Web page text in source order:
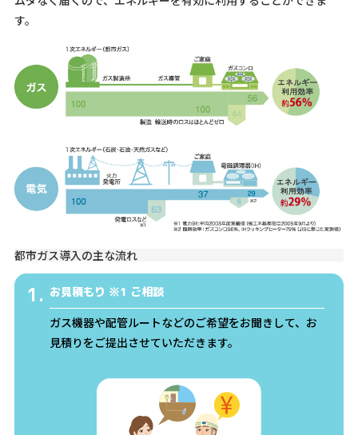
す。
都市ガス導入の主な流れ
1. お見積もり ※1 ご相談
ガス機器や配管ルートなどのご希望をお聞きして、お
見積りをご提出させていただきます。